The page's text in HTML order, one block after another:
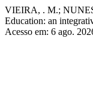
VIEIRA, . M.;
Education: an
Acesso em: 6 ago.